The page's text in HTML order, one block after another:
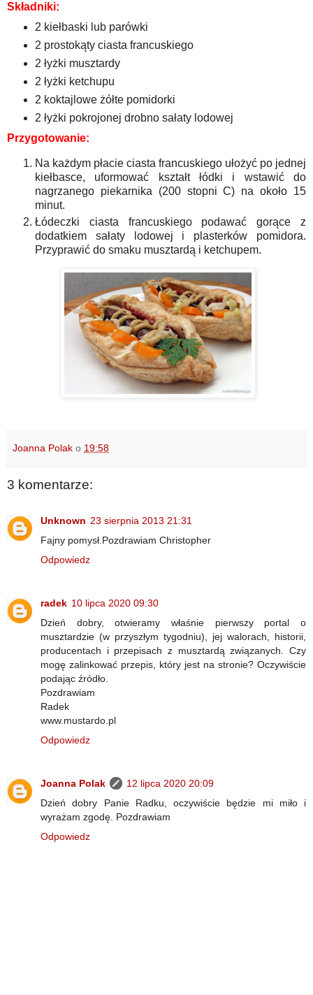
Składniki:
2 kiełbaski lub parówki
2 prostokąty ciasta francuskiego
2 łyżki musztardy
2 łyżki ketchupu
2 koktajlowe żółte pomidorki
2 łyżki pokrojonej drobno sałaty lodowej
Przygotowanie:
Na każdym płacie ciasta francuskiego ułożyć po jednej
kiełbasce, uformować kształt łódki i wstawić do
nagrzanego piekarnika (200 stopni C) na około 15
minut.
Łódeczki ciasta francuskiego podawać gorące z
dodatkiem sałaty lodowej i plasterków pomidora.
Przyprawić do smaku musztardą i ketchupem.
Joanna Polak o 19:58
3 komentarze:
Unknown 23 sierpnia 2013 21:31
Fajny pomysł.Pozdrawiam Christopher
Odpowiedz
radek 10 lipca 2020 09:30
Dzień dobry, otwieramy właśnie pierwszy portal o
musztardzie (w przyszłym tygodniu), jej walorach, historii,
producentach i przepisach z musztardą związanych. Czy
mogę zalinkować przepis, który jest na stronie? Oczywiście
podając źródło.
Pozdrawiam
Radek
www.mustardo.pl
Odpowiedz
Joanna Polak
12 lipca 2020 20:09
Dzień dobry Panie Radku, oczywiście będzie mi miło i
wyrażam zgodę. Pozdrawiam
Odpowiedz